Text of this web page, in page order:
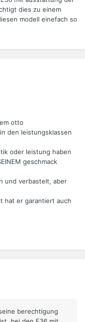
dies zu einem
modell einefach so
otto
den leistungsklassen
oder leistung haben
geschmack
und verbastelt, aber
hat er garantiert auch
berechtigung